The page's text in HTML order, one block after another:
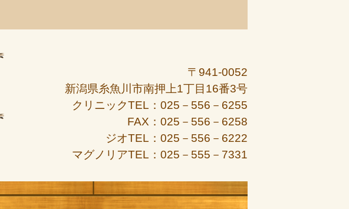
〒941-0052
新潟県糸魚川市南押上1丁目16番3号
クリニックTEL：025－556－6255
FAX：025－556－6258
ジオTEL：025－556－6222
マグノリアTEL：025－555－7331